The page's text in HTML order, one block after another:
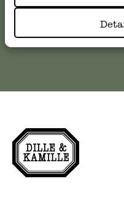
Online Klantenservice